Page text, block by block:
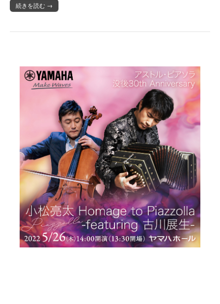
続きを読む →